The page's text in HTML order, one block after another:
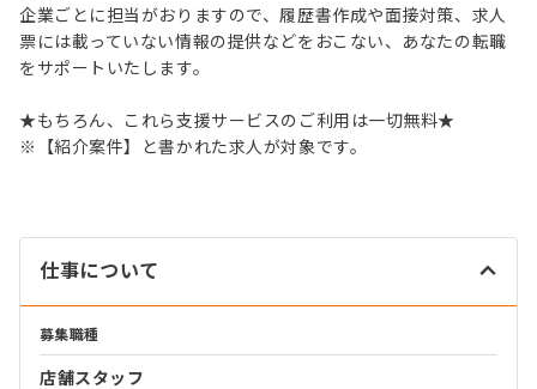
企業ごとに担当がおりますので、履歴書作成や面接対策、求人
票には載っていない情報の提供などをおこない、あなたの転職
をサポートいたします。
★もちろん、これら支援サービスのご利用は一切無料★
※【紹介案件】と書かれた求人が対象です。
仕事について
募集職種
店舗スタッフ